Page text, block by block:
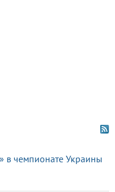
в чемпионате Украины